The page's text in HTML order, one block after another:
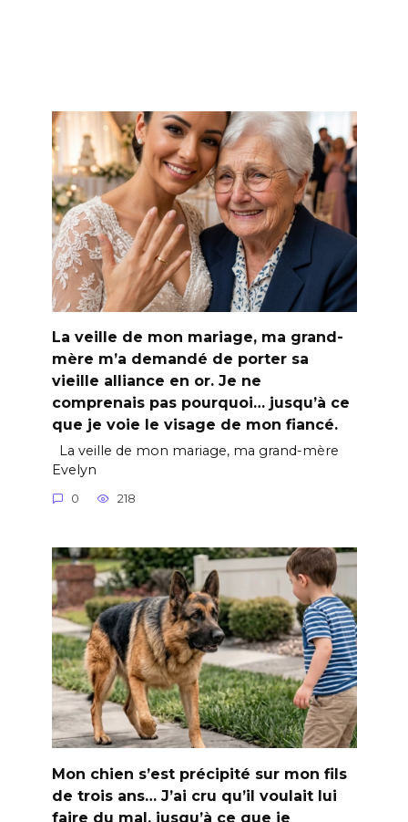
La veille de mon mariage, ma grand-
mère m’a demandé de porter sa
vieille alliance en or. Je ne
comprenais pas pourquoi… jusqu’à ce
que je voie le visage de mon fiancé.
La veille de mon mariage, ma grand-mère
Evelyn
0 218
Mon chien s’est précipité sur mon fils
de trois ans… J’ai cru qu’il voulait lui
faire du mal, jusqu’à ce que je